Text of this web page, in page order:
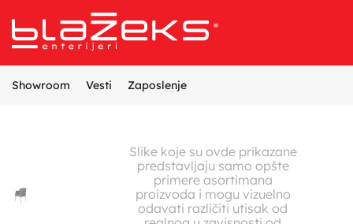
Showroom Vesti Zaposlenje
Slike koje su ovde prikazane
predstavljaju samo opšte
primere asortimana
proizvoda i mogu vizuelno
odavati različiti utisak od